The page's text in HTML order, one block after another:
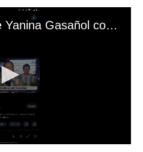
El mal momento de Yanina Gasañol con un hincha argentino en "Subrayado"